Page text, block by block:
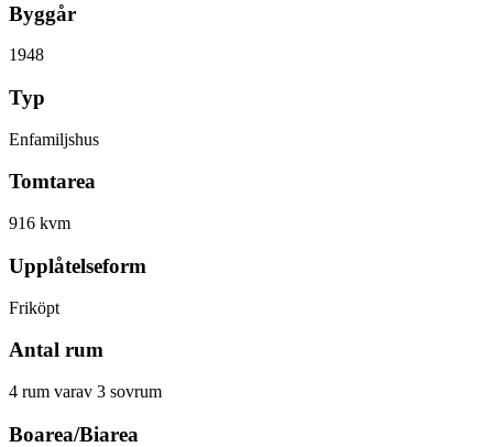
Byggår
1948
Typ
Enfamiljshus
Tomtarea
916 kvm
Upplåtelseform
Friköpt
Antal rum
4 rum varav 3 sovrum
Boarea/Biarea